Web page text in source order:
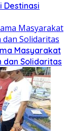
Destinasi
Masyarakat
dan Solidaritas